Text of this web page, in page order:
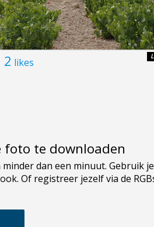
2 likes L
foto te downloaden